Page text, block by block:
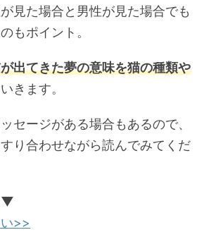
見た場合と男性が見た場合でも
もポイント。
出てきた夢の意味を猫の種類や
きます。
セージがある場合もあるので、
り合わせながら読んでみてくだ
▼
>>